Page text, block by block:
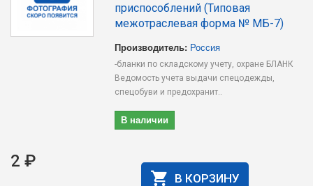
приспособлений (Типовая
межотраслевая форма № МБ-7)
Производитель: Россия
-бланки по складскому учету, охране БЛАНК
Ведомость учета выдачи спецодежды,
спецобуви и предохранит..
В наличии
2 ₽
В КОРЗИНУ